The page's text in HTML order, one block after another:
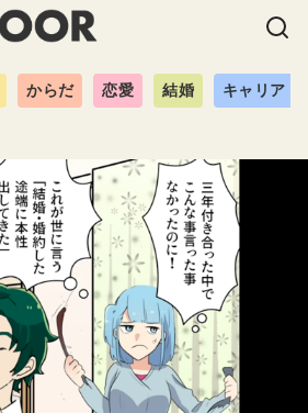
からだ 恋愛 結婚 キャリア